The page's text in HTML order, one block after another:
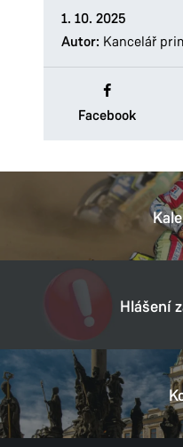
1. 10. 2025
Autor: Kancelář
Facebook
Hlášení